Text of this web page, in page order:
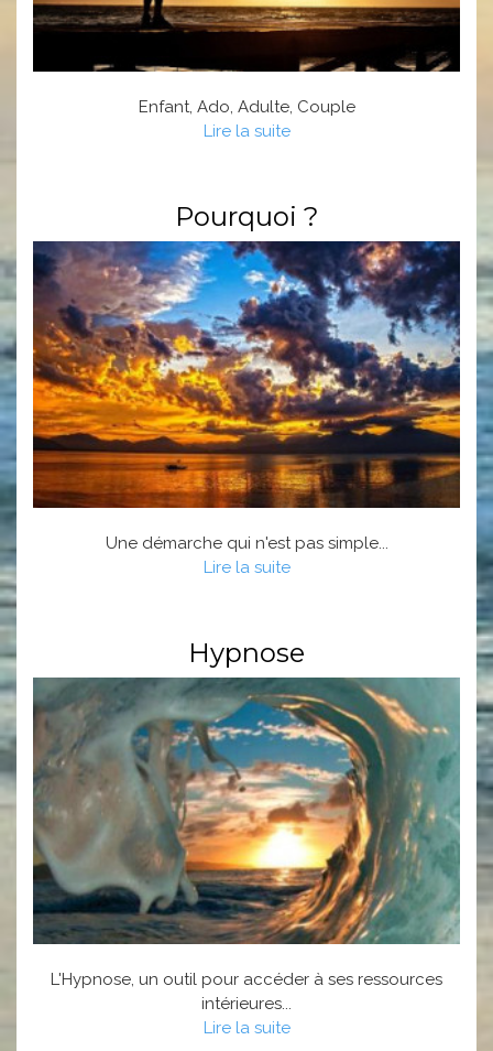
Enfant, Ado, Adulte, Couple
Lire la suite
Pourquoi ?
Une démarche qui n'est pas simple...
Lire la suite
Hypnose
L'Hypnose, un outil pour accéder à ses ressources
intérieures...
Lire la suite